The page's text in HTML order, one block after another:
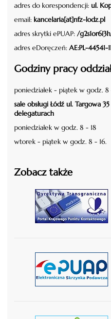
adres do korespondencji: ul.
email: kancelaria[at]nfz-lodz.pl
adres skrytki ePUAP: /
adres eDoręczeń: AE:PL-44541-
Godziny pracy
poniedziałek - piątek w godz. 8
sale obsługi Łódź ul. Targowa
delegaturach
poniedziałek w godz. 8 - 18
wtorek - piątek w godz. 8 - 16.
Zobacz także
czytaj
czytaj